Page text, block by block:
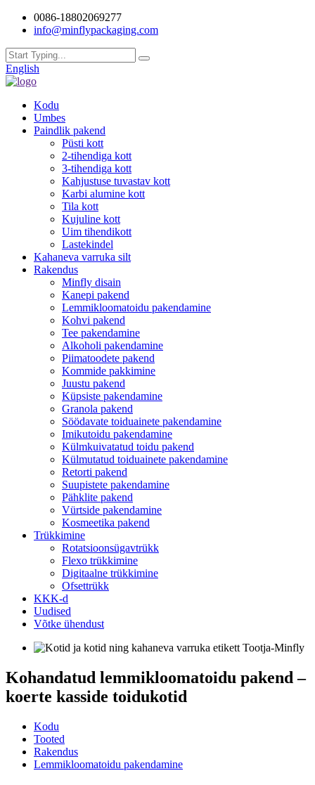
0086-18802069277
info@minflypackaging.com
English
Kodu
Umbes
Paindlik pakend
Püsti kott
2-tihendiga kott
3-tihendiga kott
Kahjustuse tuvastav kott
Karbi alumine kott
Tila kott
Kujuline kott
Uim tihendikott
Lastekindel
Kahaneva varruka silt
Rakendus
Minfly disain
Kanepi pakend
Lemmikloomatoidu pakendamine
Kohvi pakend
Tee pakendamine
Alkoholi pakendamine
Piimatoodete pakend
Kommide pakkimine
Juustu pakend
Küpsiste pakendamine
Granola pakend
Söödavate toiduainete pakendamine
Imikutoidu pakendamine
Külmkuivatatud toidu pakend
Külmutatud toiduainete pakendamine
Retorti pakend
Suupistete pakendamine
Pähklite pakend
Vürtside pakendamine
Kosmeetika pakend
Trükkimine
Rotatsioonsügavtrükk
Flexo trükkimine
Digitaalne trükkimine
Ofsettrükk
KKK-d
Uudised
Võtke ühendust
Kohandatud lemmikloomatoidu pakend –
koerte kasside toidukotid
Kodu
Tooted
Rakendus
Lemmikloomatoidu pakendamine